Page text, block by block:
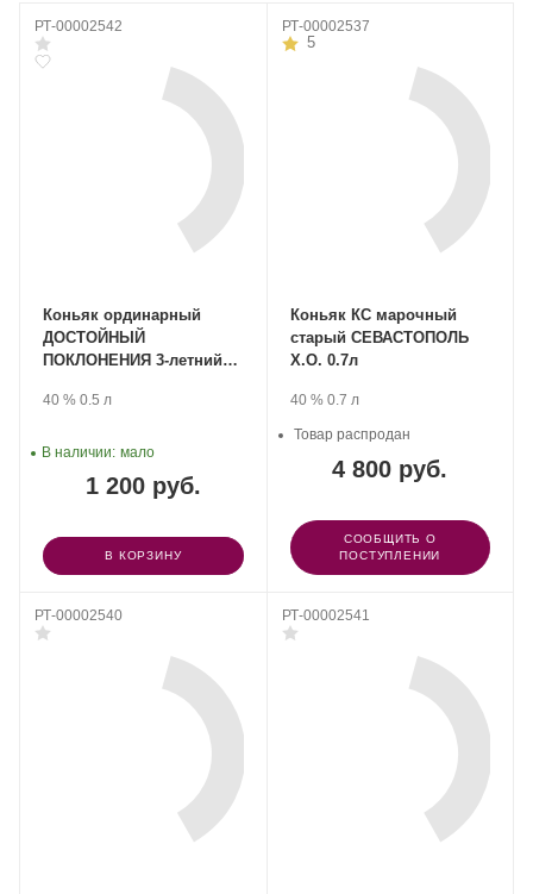
РТ-00002542
Коньяк ординарный
ДОСТОЙНЫЙ
ПОКЛОНЕНИЯ 3-летний
Производитель:
ЛТД.
.Крепость
40 %. Объем
0.5 л
1 200 руб.
В наличии: мало
В КОРЗИНУ
РТ-00002537
5
Коньяк КС марочный
старый СЕВАСТОПОЛЬ
Х.О. 0.7л
Производитель:
город
.Крепость
40 %. Объем
0.7 л
4 800 руб.
Товар распродан
СООБЩИТЬ О
ПОСТУПЛЕНИИ
РТ-00002540 РТ-00002541